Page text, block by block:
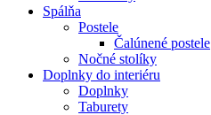
Spálňa
Postele
Čalúnené postele
Nočné stolíky
Doplnky do interiéru
Doplnky
Taburety